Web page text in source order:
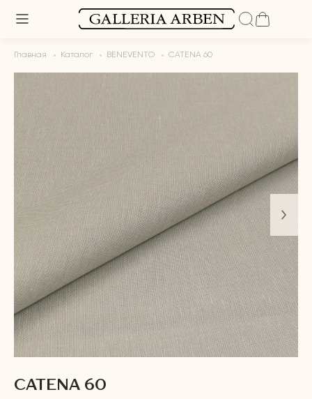
Главная Каталог BENEVENTO CATENA 60
CATENA 60